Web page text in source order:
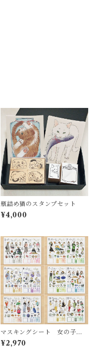
瓶詰め猫のスタンプセット
¥4,000
マスキングシート 女の子 1
2ヶ月分
¥2,970